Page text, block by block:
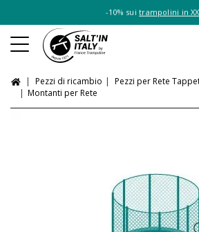
-10% suitrampolini in
Pezzi di ricambio
Pezzi per Rete
Montanti per Rete